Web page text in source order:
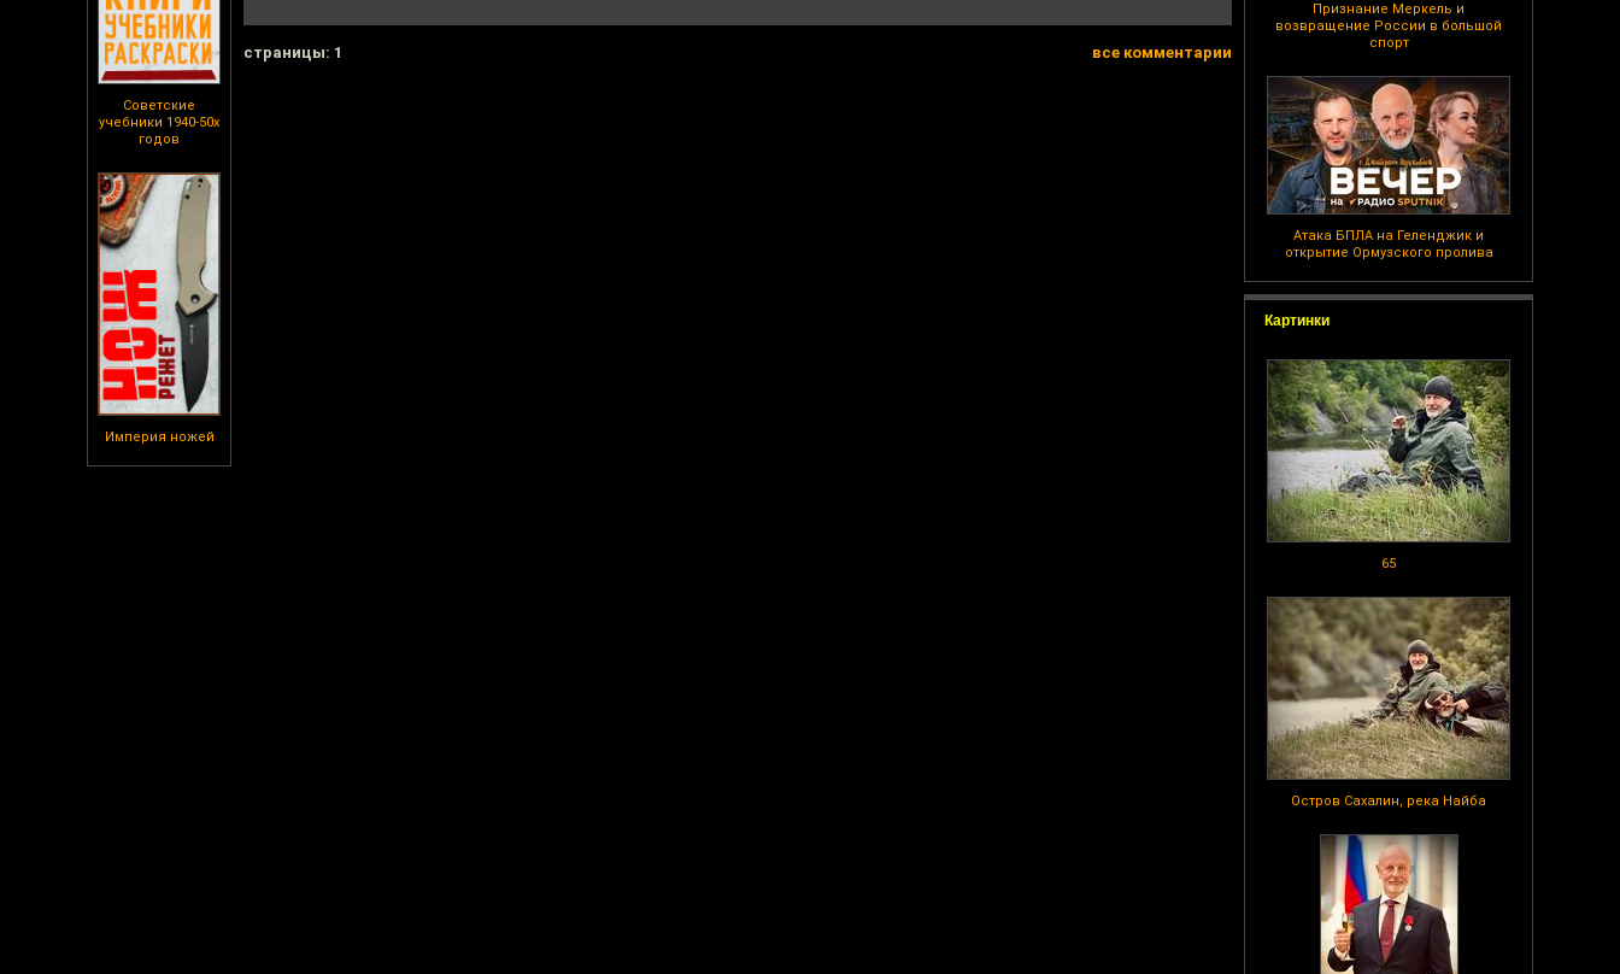
Советские
учебники 1940-50х
годов
Империя ножей
Признание Меркель и
возвращение России в большой
спорт
Атака БПЛА на Геленджик и
открытие Ормузского пролива
Картинки
65
Остров Сахалин, река Найба
cтраницы: 1 все комментарии